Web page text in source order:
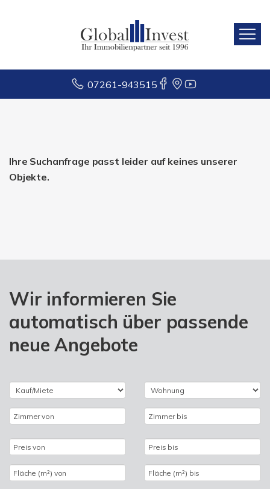
07261-943515
Ihre Suchanfrage passt leider auf keines unserer
Objekte.
Wir informieren Sie
automatisch über passende
neue Angebote